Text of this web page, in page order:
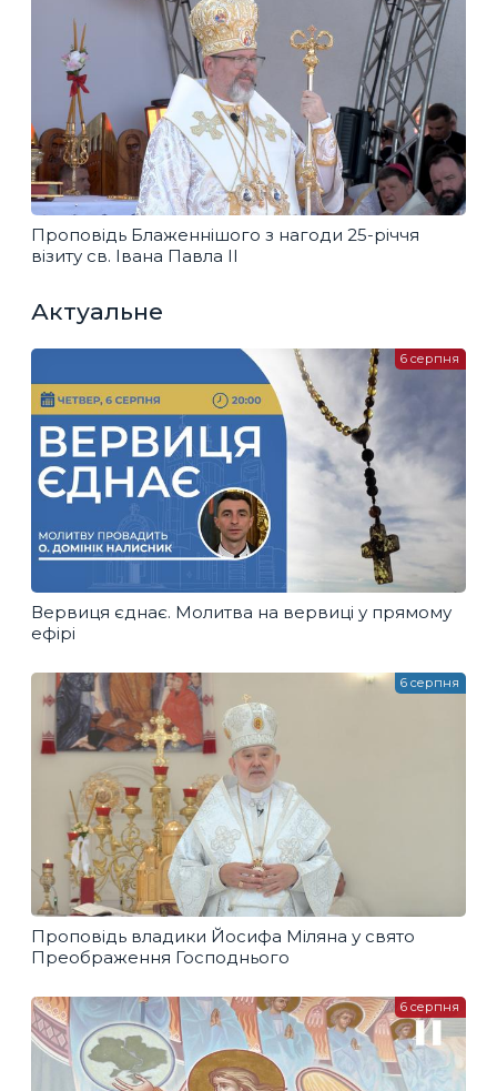
Проповідь Блаженнішого з нагоди 25-річчя
візиту св. Івана Павла ІІ
Актуальне
Вервиця єднає. Молитва на вервиці у прямому
ефірі
6 серпня
Проповідь владики Йосифа Міляна у свято
Преображення Господнього
6 серпня
6 серпня